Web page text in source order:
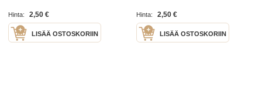
Hinta: 2,50 €
LISÄÄ OSTOSKORIIN
Hinta: 2,50 €
LISÄÄ OSTOSKORIIN